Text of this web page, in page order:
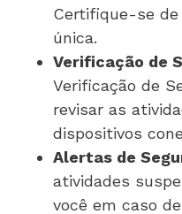
Certifique-se
única.
Verificação de
Verificação de
revisar as
dispositivos
Alertas de
atividades
você em caso